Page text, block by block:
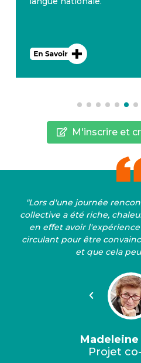
M'inscrire et
"Lors d'une journée
collective a été riche,
en effet avoir
circulant pour être
et que cela
Précédent
Madeleine
Projet